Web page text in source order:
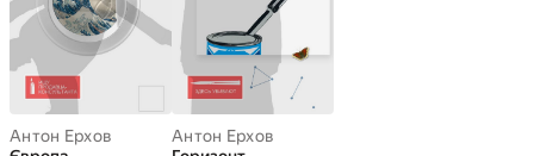
Антон Ерхов
Антон Ерхов